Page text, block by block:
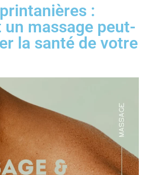
:
massage peut-
la santé de votre